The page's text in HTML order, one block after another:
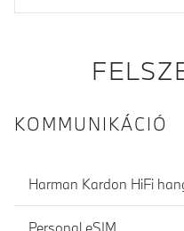
KOMMUNIKÁCIÓ
Harman Kardon HiFi
Personal eSIM